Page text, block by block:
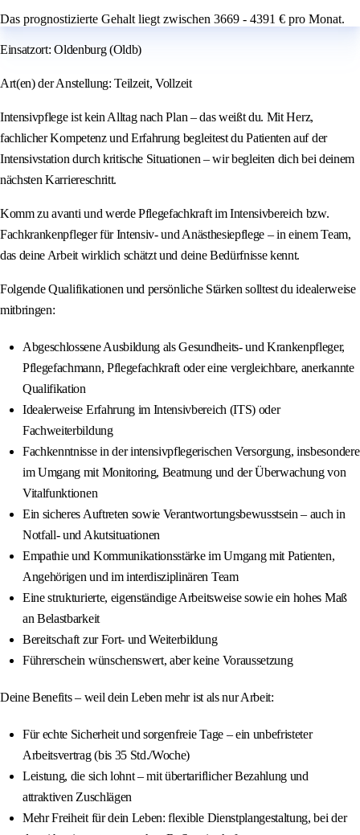
Das prognostizierte Gehalt liegt zwischen 3669 - 4391 € pro Monat.
Einsatzort: Oldenburg (Oldb)
Art(en) der Anstellung: Teilzeit, Vollzeit
Intensivpflege ist kein Alltag nach Plan – das weißt du. Mit Herz,
fachlicher Kompetenz und Erfahrung begleitest du Patienten auf der
Intensivstation durch kritische Situationen – wir begleiten dich bei deinem
nächsten Karriereschritt.
Komm zu avanti und werde Pflegefachkraft im Intensivbereich bzw.
Fachkrankenpfleger für Intensiv- und Anästhesiepflege – in einem Team,
das deine Arbeit wirklich schätzt und deine Bedürfnisse kennt.
Folgende Qualifikationen und persönliche Stärken solltest du idealerweise
mitbringen:
Abgeschlossene Ausbildung als Gesundheits- und Krankenpfleger,
Pflegefachmann, Pflegefachkraft oder eine vergleichbare, anerkannte
Qualifikation
Idealerweise Erfahrung im Intensivbereich (ITS) oder
Fachweiterbildung
Fachkenntnisse in der intensivpflegerischen Versorgung, insbesondere
im Umgang mit Monitoring, Beatmung und der Überwachung von
Vitalfunktionen
Ein sicheres Auftreten sowie Verantwortungsbewusstsein – auch in
Notfall- und Akutsituationen
Empathie und Kommunikationsstärke im Umgang mit Patienten,
Angehörigen und im interdisziplinären Team
Eine strukturierte, eigenständige Arbeitsweise sowie ein hohes Maß
an Belastbarkeit
Bereitschaft zur Fort- und Weiterbildung
Führerschein wünschenswert, aber keine Voraussetzung
Deine Benefits – weil dein Leben mehr ist als nur Arbeit:
Für echte Sicherheit und sorgenfreie Tage – ein unbefristeter
Arbeitsvertrag (bis 35 Std./Woche)
Leistung, die sich lohnt – mit übertariflicher Bezahlung und
attraktiven Zuschlägen
Mehr Freiheit für dein Leben: flexible Dienstplangestaltung, bei der